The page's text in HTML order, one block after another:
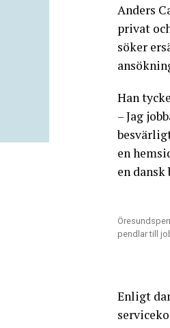
Anders
privat
söker
Han
– Jag
en
en
pendlar till
Enligt